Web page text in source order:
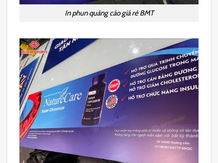
In phun quảng cáo giá rẻ BMT